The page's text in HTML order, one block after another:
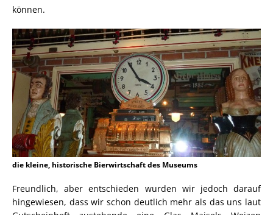
können.
die kleine, historische Bierwirtschaft des Museums
Freundlich, aber entschieden wurden wir jedoch darauf
hingewiesen, dass wir schon deutlich mehr als das uns laut